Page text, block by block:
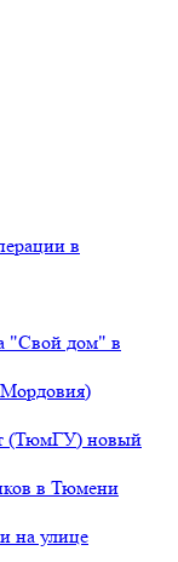
в
"Свой дом" в
(ТюмГУ) новый
в Тюмени
на улице